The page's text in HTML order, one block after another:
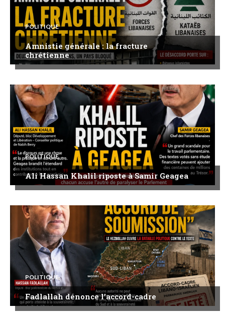
POLITIQUE
Amnistie générale : la fracture
chrétienne
POLITIQUE
Ali Hassan Khalil riposte à Samir Geagea
POLITIQUE
Fadlallah dénonce l’accord-cadre